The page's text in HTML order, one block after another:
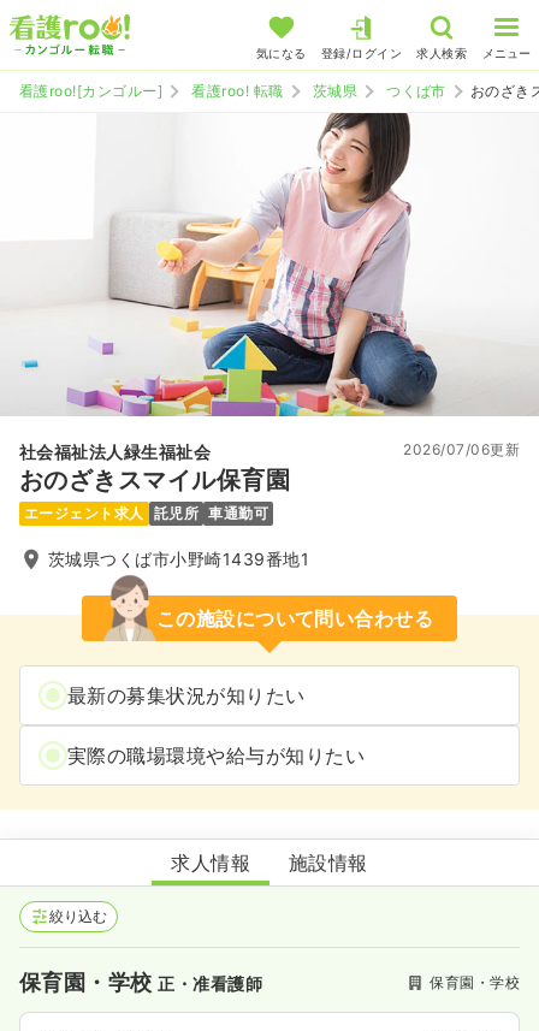
気になる 登録/ログイン 求人検索 メニュー
看護roo![カンゴルー] 看護roo! 転職 茨城県 つくば市 おのざき
社会福祉法人緑生福祉会
おのざきスマイル保育園
2026/07/06更新
エージェント求人 託児所 車通勤可
茨城県つくば市小野崎1439番地1
この施設について問い合わせる
最新の募集状況が知りたい
実際の職場環境や給与が知りたい
おのざきスマイル保育園
求人情報 施設情報
絞り込む
保育園・学校正・准看護師 保育園・学校